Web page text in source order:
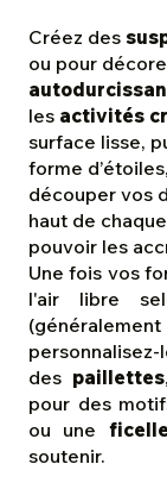
Créez des
ou pour
les activités
surface lisse,
forme
découper vos
haut de
pouvoir les
Une fois vos
l'air libre
des paillettes
pour des
ou une
soutenir.